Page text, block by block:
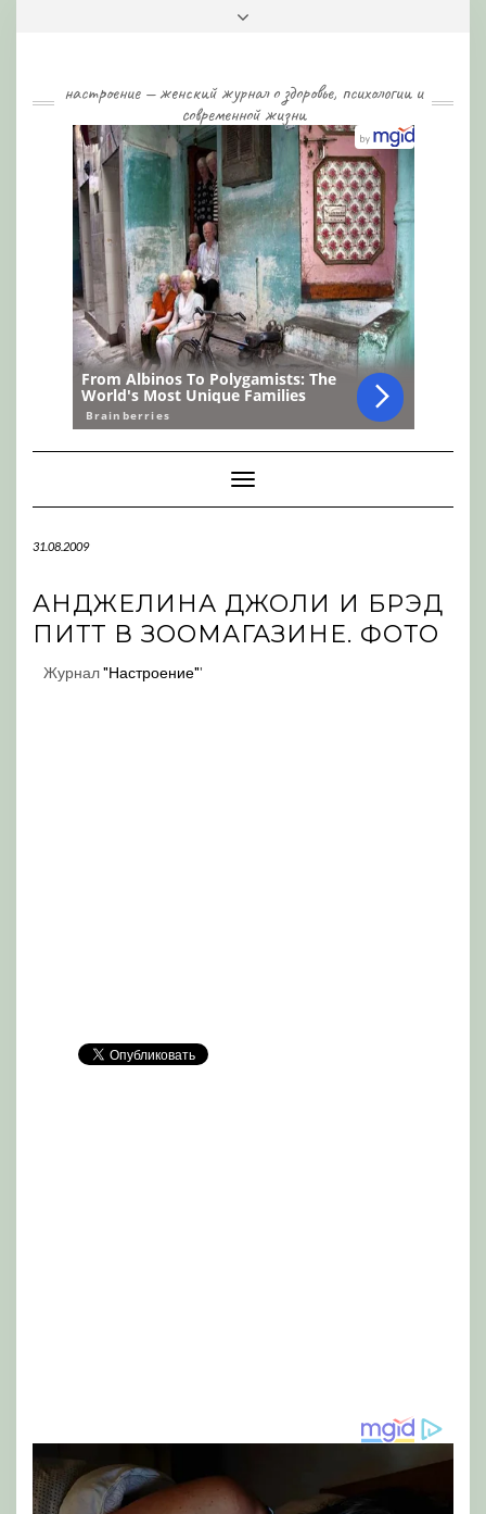
настроение — женский журнал о здоровье, психологии и
современной жизни
Toggle
Navigation
31.08.2009
АНДЖЕЛИНА ДЖОЛИ И БРЭД
ПИТТ В ЗООМАГАЗИНЕ. ФОТО
Журнал"Настроение"'